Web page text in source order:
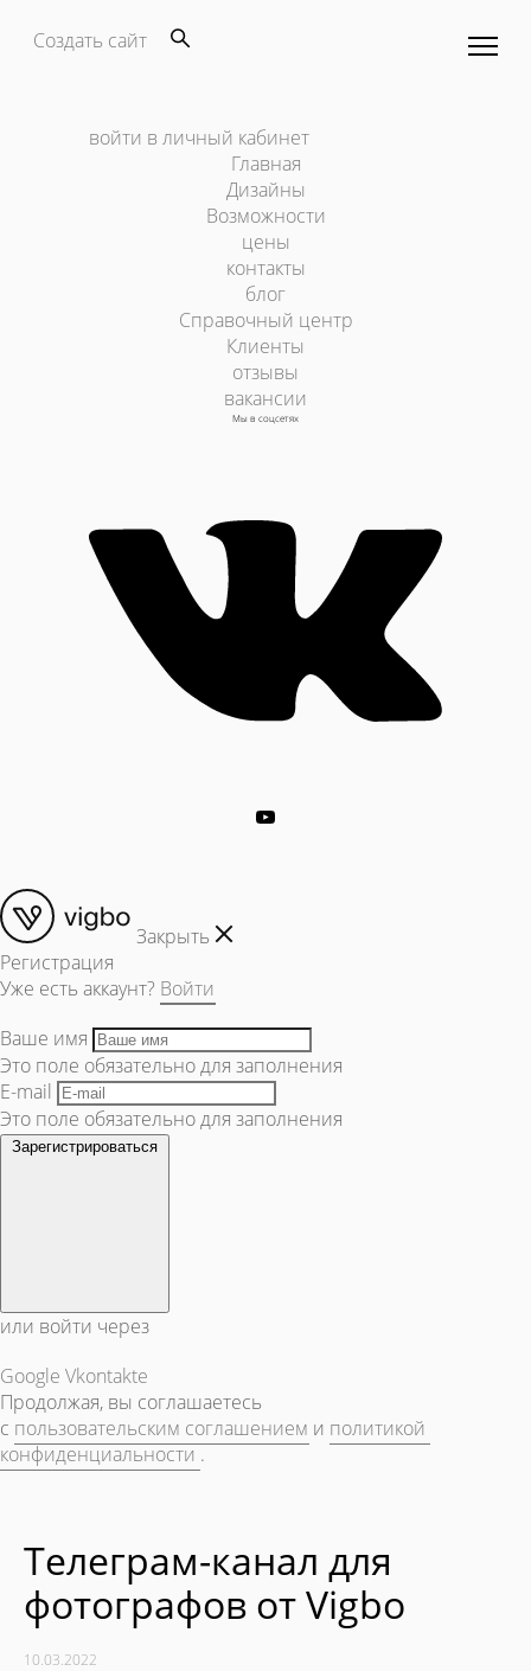
Создать сайт
войти в личный кабинет
Главная
Дизайны
Возможности
цены
контакты
блог
Справочный центр
Клиенты
отзывы
вакансии
Мы в соцсетях
Закрыть
Регистрация
Уже есть аккаунт? Войти
Ваше имя
Это поле обязательно для заполнения
E-mail
Это поле обязательно для заполнения
Зарегистрироваться
или войти через
Google Vkontakte
Продолжая, вы соглашаетесь
с пользовательским соглашением и политикой
конфиденциальности .
Телеграм-канал для
фотографов от Vigbo
10.03.2022